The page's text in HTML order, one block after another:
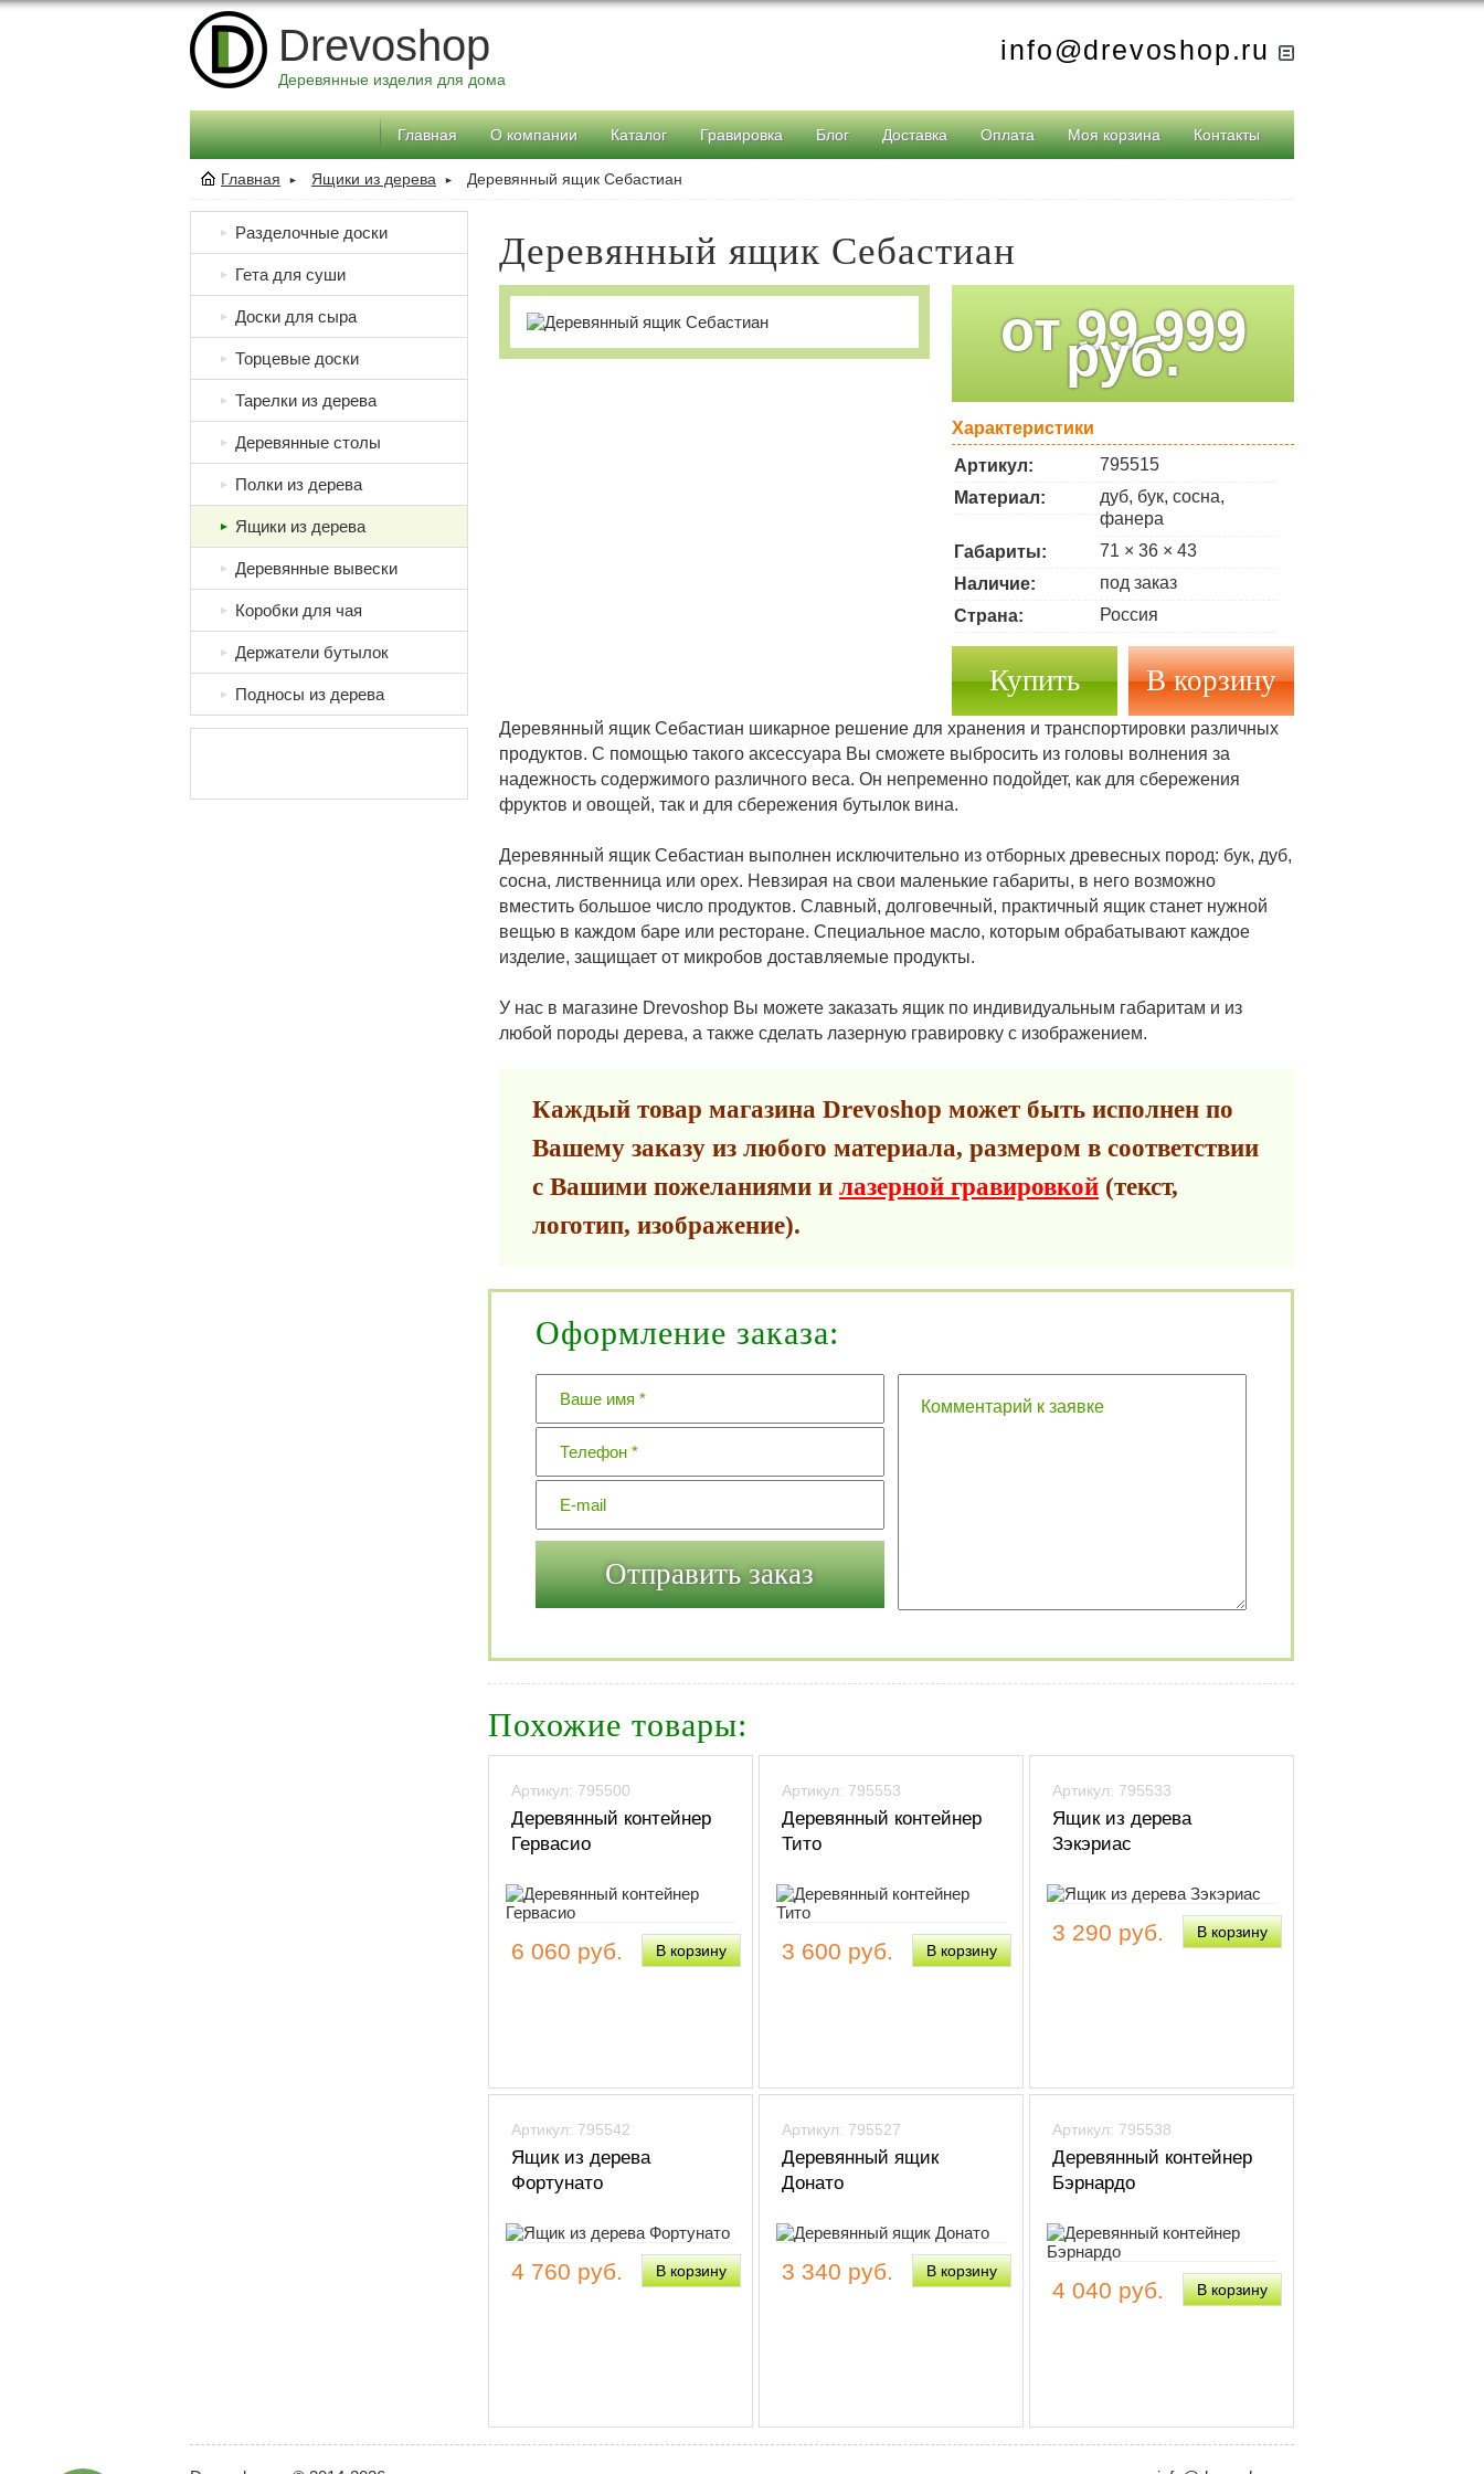
Drevoshop
Деревянные изделия для дома
info@drevoshop.ru
Главная О компании Каталог Гравировка Блог Доставка Оплата Моя корзина Контакты
Главная ► Ящики из дерева ► Деревянный ящик Себастиан
► Разделочные доски
► Гета для суши
► Доски для сыра
► Торцевые доски
► Тарелки из дерева
► Деревянные столы
► Полки из дерева
► Ящики из дерева
► Деревянные вывески
► Коробки для чая
► Держатели бутылок
► Подносы из дерева
Деревянный ящик Себастиан
от99 999
руб.
Характеристики
Артикул:
795515
Материал:
дуб, бук, сосна,
фанера
Габариты:
71 × 36 × 43
Наличие:
под заказ
Страна:
Россия
Купить
Деревянный ящик Себастиан шикарное решение для хранения и транспортировки различных
продуктов. С помощью такого аксессуара Вы сможете выбросить из головы волнения за
надежность содержимого различного веса. Он непременно подойдет, как для сбережения
фруктов и овощей, так и для сбережения бутылок вина.
Деревянный ящик Себастиан выполнен исключительно из отборных древесных пород: бук, дуб,
сосна, лиственница или орех. Невзирая на свои маленькие габариты, в него возможно
вместить большое число продуктов. Славный, долговечный, практичный ящик станет нужной
вещью в каждом баре или ресторане. Специальное масло, которым обрабатывают каждое
изделие, защищает от микробов доставляемые продукты.
У нас в магазине Drevoshop Вы можете заказать ящик по индивидуальным габаритам и из
любой породы дерева, а также сделать лазерную гравировку с изображением.
Каждый товар магазина Drevoshop может быть исполнен по
Вашему заказу из любого материала, размером в соответствии
с Вашими пожеланиями и лазерной гравировкой (текст,
логотип, изображение).
Оформление заказа:
Похожие товары:
Артикул: 795500
Деревянный контейнер
Гервасио
6 060 руб.
Артикул: 795553
Деревянный контейнер
Тито
3 600 руб.
Артикул: 795533
Ящик из дерева
Зэкэриас
3 290 руб.
Артикул: 795542
Ящик из дерева
Фортунато
4 760 руб.
Артикул: 795527
Деревянный ящик
Донато
3 340 руб.
Артикул: 795538
Деревянный контейнер
Бэрнардо
4 040 руб.